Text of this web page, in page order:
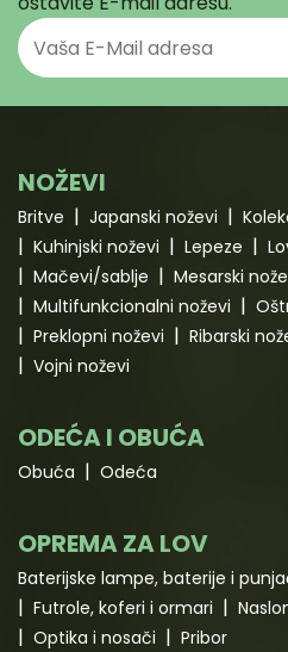
NOŽEVI
Britve Japanski noževi
Kuhinjski noževi
Lepeze
Mačevi/sablje
Mesarski
Multifunkcionalni noževi
Preklopni noževi
Ribarski
Vojni noževi
ODEĆA I OBUĆA
Obuća Odeća
OPREMA ZA LOV
Baterijske lampe, baterije i
Futrole, koferi i ormari
Optika i nosači
Pribor